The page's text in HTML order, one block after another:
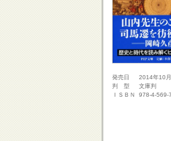
発売日
2014年10
判 型
文庫判
ＩＳＢＮ
978-4-569-